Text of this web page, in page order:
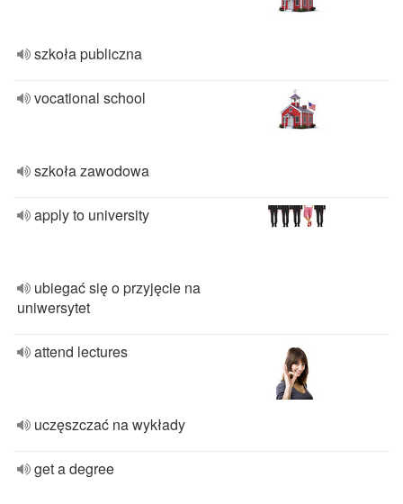
szkoła publiczna
vocational school
szkoła zawodowa
apply to university
ubiegać się o przyjęcie na
uniwersytet
attend lectures
uczęszczać na wykłady
get a degree